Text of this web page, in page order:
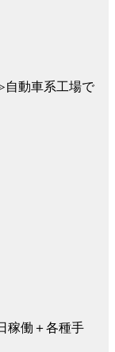
動車系工場で
稼働＋各種手